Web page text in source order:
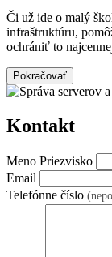
Či už ide o malý
infraštruktúru,
ochrániť to
Pokračovať
Kontakt
Meno Priezvisko
Email
Telefónne číslo